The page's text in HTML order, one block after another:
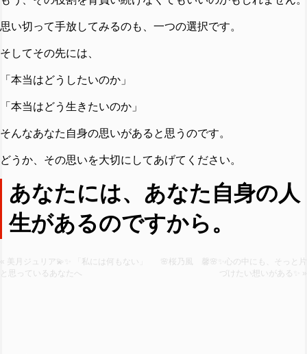
思い切って手放してみるのも、一つの選択です。
そしてその先には、
「本当はどうしたいのか」
「本当はどう生きたいのか」
そんなあなた自身の思いがあると思うのです。
どうか、その思いを大切にしてあげてください。
あなたには、あなた自身の人
生があるのですから。
« 美月ジュリア💫✨ 「私には何もない」
と思っているあなたへ
🌸桜乃風 馨🌸✨心の中にも、そっと片
づけたい想いがある✨ »